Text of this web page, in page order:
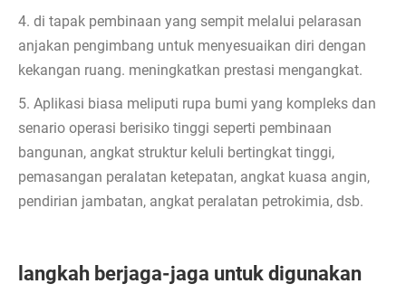
4. di tapak pembinaan yang sempit melalui pelarasan
anjakan pengimbang untuk menyesuaikan diri dengan
kekangan ruang. meningkatkan prestasi mengangkat.
5. Aplikasi biasa meliputi rupa bumi yang kompleks dan
senario operasi berisiko tinggi seperti pembinaan
bangunan, angkat struktur keluli bertingkat tinggi,
pemasangan peralatan ketepatan, angkat kuasa angin,
pendirian jambatan, angkat peralatan petrokimia, dsb.
langkah berjaga-jaga untuk digunakan